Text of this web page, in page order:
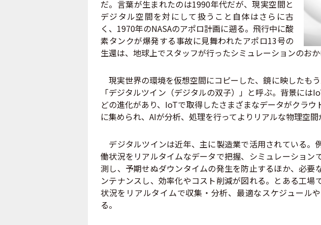
だ。言葉が生まれたのは1990年代だが、現実空間と
デジタル空間を対にして扱うこと自体はさらに古
く、1970年のNASAのアポロ計画に遡る。飛行中に酸
素タンクが爆発する事故に見舞われたアポロ13号の
生還は、地球上でスタッフが行ったシミュレーションのおか
現実世界の環境を仮想空間にコピーした、鏡に映したも
「デジタルツイン（デジタルの双子）」と呼ぶ。背景には
どの進化があり、IoTで取得したさまざまなデータがクラ
に集められ、AIが分析、処理を行ってよりリアルな物理空間
デジタルツインは近年、主に製造業で活用されている。
働状況をリアルタイムなデータで把握、シミュレーション
測し、予期せぬダウンタイムの発生を防止するほか、必要
ンテナンスし、効率化やコスト削減が図れる。とある工場
状況をリアルタイムで収集・分析、最適なスケジュール
る。